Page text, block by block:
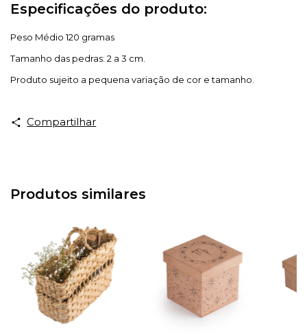
Especificações do produto:
Peso Médio 120 gramas
Tamanho das pedras: 2 a 3 cm.
Produto sujeito a pequena variação de cor e tamanho.
Compartilhar
Produtos similares